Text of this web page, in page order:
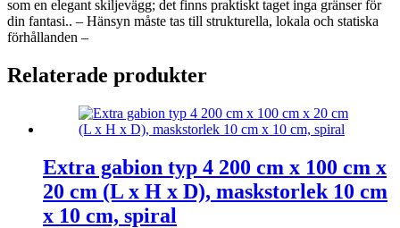
som en elegant skiljevägg; det finns praktiskt taget inga gränser för
din fantasi.. – Hänsyn måste tas till strukturella, lokala och statiska
förhållanden –
Relaterade produkter
Extra gabion typ 4 200 cm x 100 cm x
20 cm (L x H x D), maskstorlek 10 cm
x 10 cm, spiral